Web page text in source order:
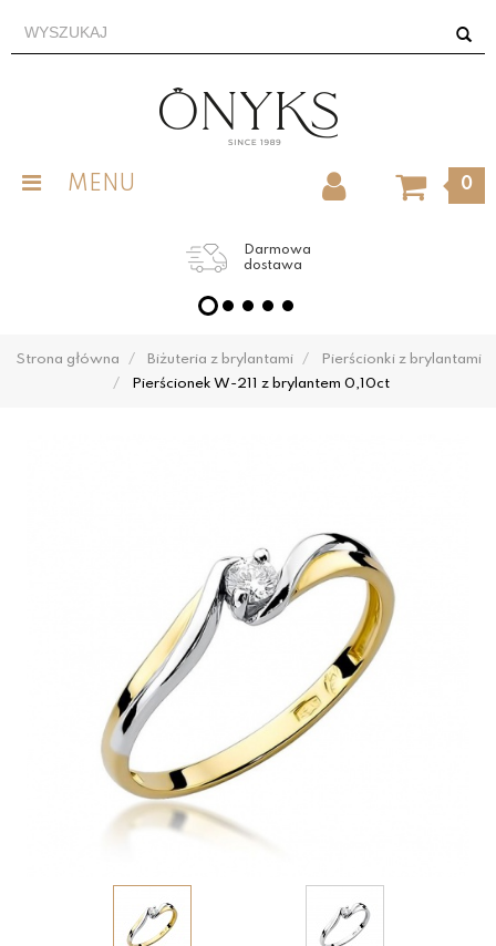
MENU 0
Darmowa
dostawa
Strona główna Biżuteria z brylantami
Pierścionki z brylantami
Pierścionek W-211 z brylantem 0,10ct